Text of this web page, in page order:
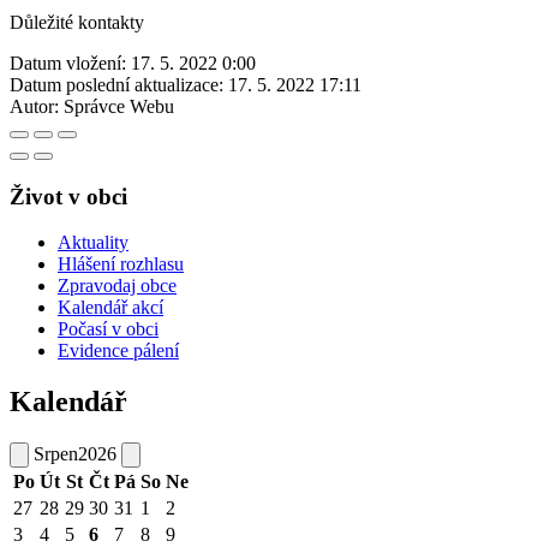
Důležité kontakty
Datum vložení: 17. 5. 2022 0:00
Datum poslední aktualizace: 17. 5. 2022 17:11
Autor: Správce Webu
Život v obci
Aktuality
Hlášení rozhlasu
Zpravodaj obce
Kalendář akcí
Počasí v obci
Evidence pálení
Kalendář
Srpen2026
Po Út St Čt Pá So Ne
27 28 29 30 31 1
2
3
4 5 6 7 8
9